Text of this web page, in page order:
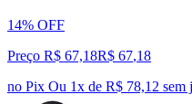
14% OFF
Preço R$ 67,18R$ 67,18
no Pix Ou 1x de R$ 78,12 sem